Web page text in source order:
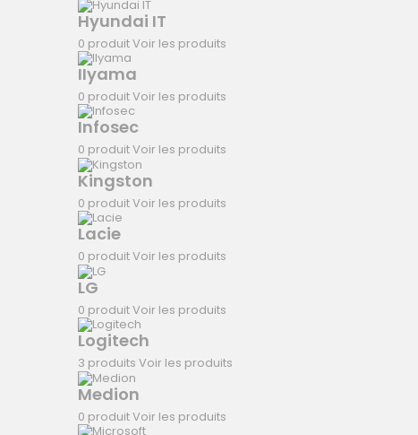
Hyundai IT
0 produitVoir les produits
IIyama
0 produitVoir les produits
Infosec
0 produitVoir les produits
Kingston
0 produitVoir les produits
Lacie
0 produitVoir les produits
LG
0 produitVoir les produits
Logitech
3 produits Voir les produits
Medion
0 produitVoir les produits